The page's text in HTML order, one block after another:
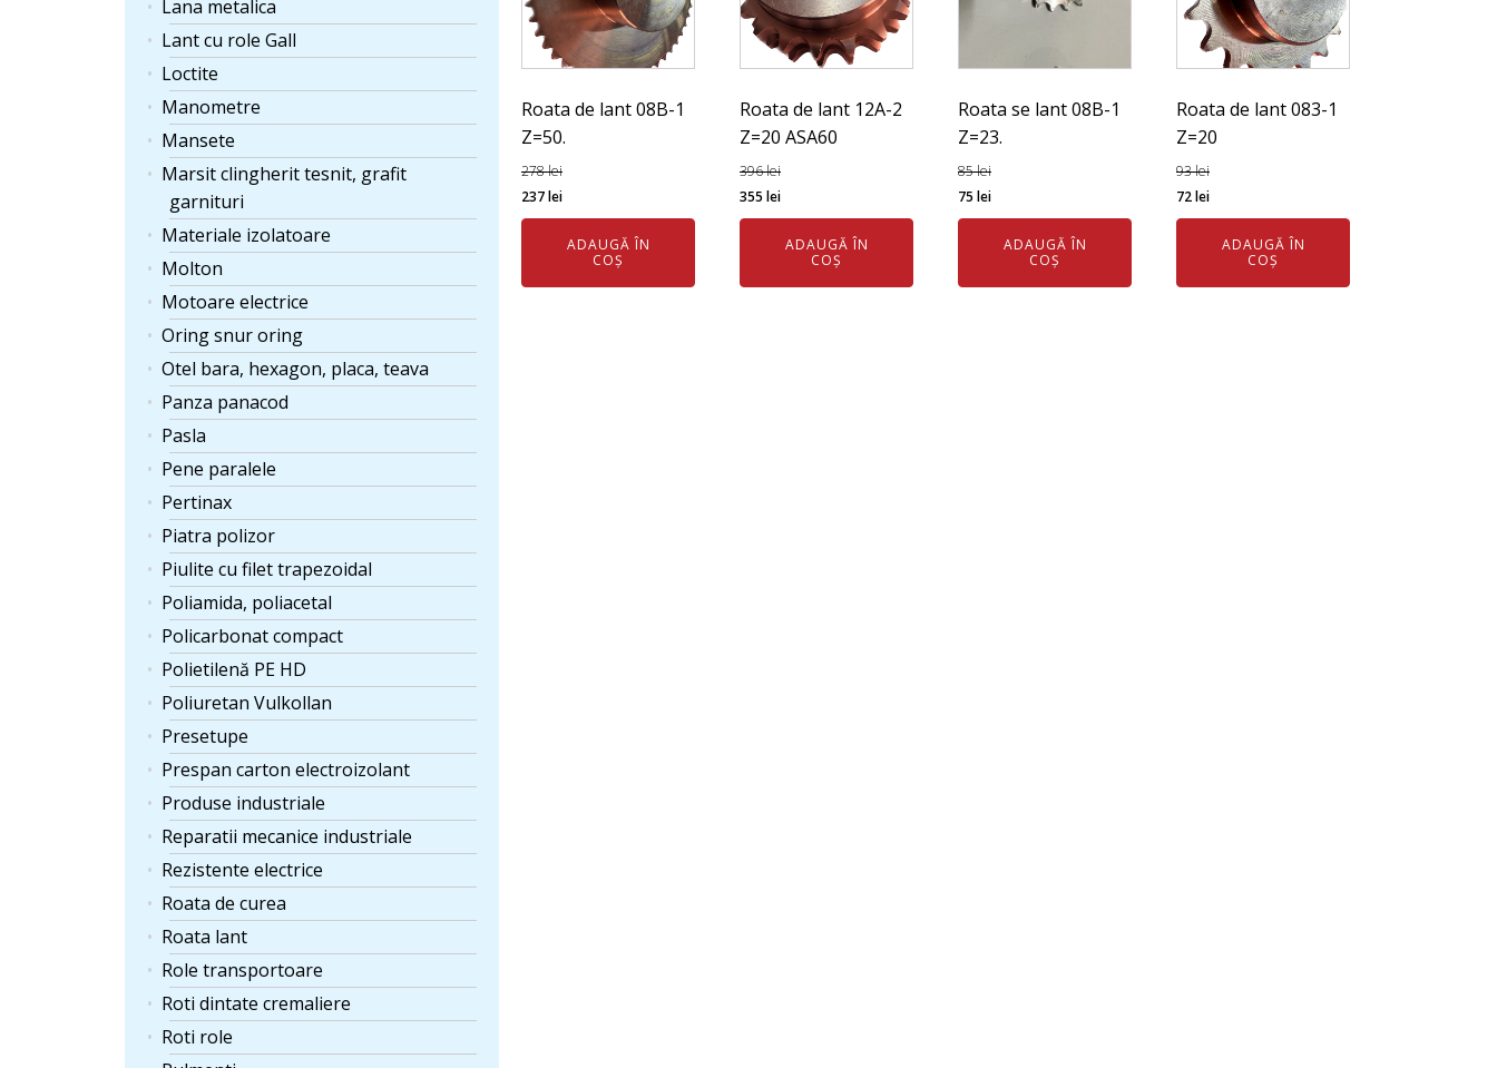
Lana metalica
Lant cu role Gall
Loctite
Manometre
Mansete
Marsit clingherit tesnit, grafit
garnituri
Materiale izolatoare
Molton
Motoare electrice
Oring snur oring
Otel bara, hexagon, placa, teava
Panza panacod
Pasla
Pene paralele
Pertinax
Piatra polizor
Piulite cu filet trapezoidal
Poliamida, poliacetal
Policarbonat compact
Polietilenă PE HD
Poliuretan Vulkollan
Presetupe
Prespan carton electroizolant
Produse industriale
Reparatii mecanice industriale
Rezistente electrice
Roata de curea
Roata lant
Role transportoare
Roti dintate cremaliere
Roti role
Roata de lant 08B-1
Z=50.
278lei
Prețul
inițial
237leiPrețul
curent
este:
ADAUGĂ ÎN
COȘ
Roata de lant 12A-2
Z=20 ASA60
396lei
Prețul
inițial
355 leiPrețul
curent
este:
ADAUGĂ ÎN
COȘ
Roata se lant 08B-1
Z=23.
85lei
Prețul
inițial
75 leiPrețul
curent
este:
ADAUGĂ ÎN
COȘ
Roata de lant 083-1
Z=20
93lei
Prețul
inițial
72leiPrețul
curent
este:
ADAUGĂ ÎN
COȘ